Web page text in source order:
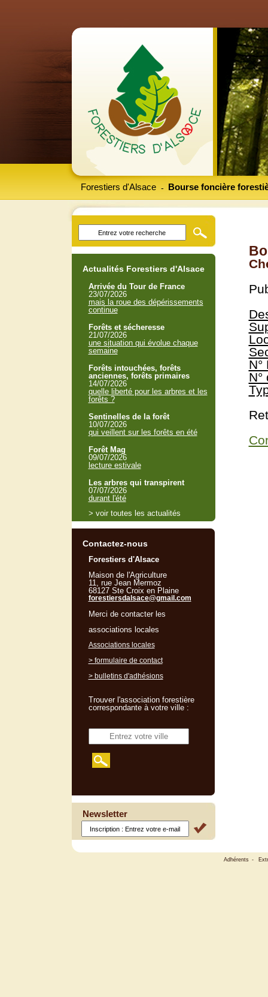
Forestiers d'Alsace Bourse foncière
-
N°
N°
Actualités Forestiers d'Alsace
Arrivée du Tour de France
23/07/2026
mais la roue des dépérissements
continue
Forêts et sécheresse
21/07/2026
une situation qui évolue chaque
semaine
Forêts intouchées, forêts
anciennes, forêts primaires
14/07/2026
quelle liberté pour les arbres et les
forêts ?
Sentinelles de la forêt
10/07/2026
qui veillent sur les forêts en été
Forêt Mag
09/07/2026
lecture estivale
Les arbres qui transpirent
07/07/2026
durant l'été
> voir toutes les actualités
Contactez-nous
Forestiers d'Alsace
Maison de l'Agriculture
11, rue Jean Mermoz
68127 Ste Croix en Plaine
forestiersdalsace@gmail.com
Merci de contacter les
associations locales
Associations locales
> formulaire de contact
> bulletins d'adhésions
Trouver l'association forestière
correspondante à votre ville :
Newsletter
Adhérents -